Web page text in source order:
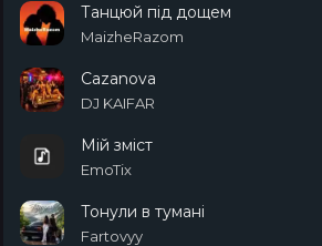
Танцюй під дощем
MaizheRazom
Cazanova
DJ KAIFAR
Мій зміст
EmoTix
Тонули в тумані
Fartovyy